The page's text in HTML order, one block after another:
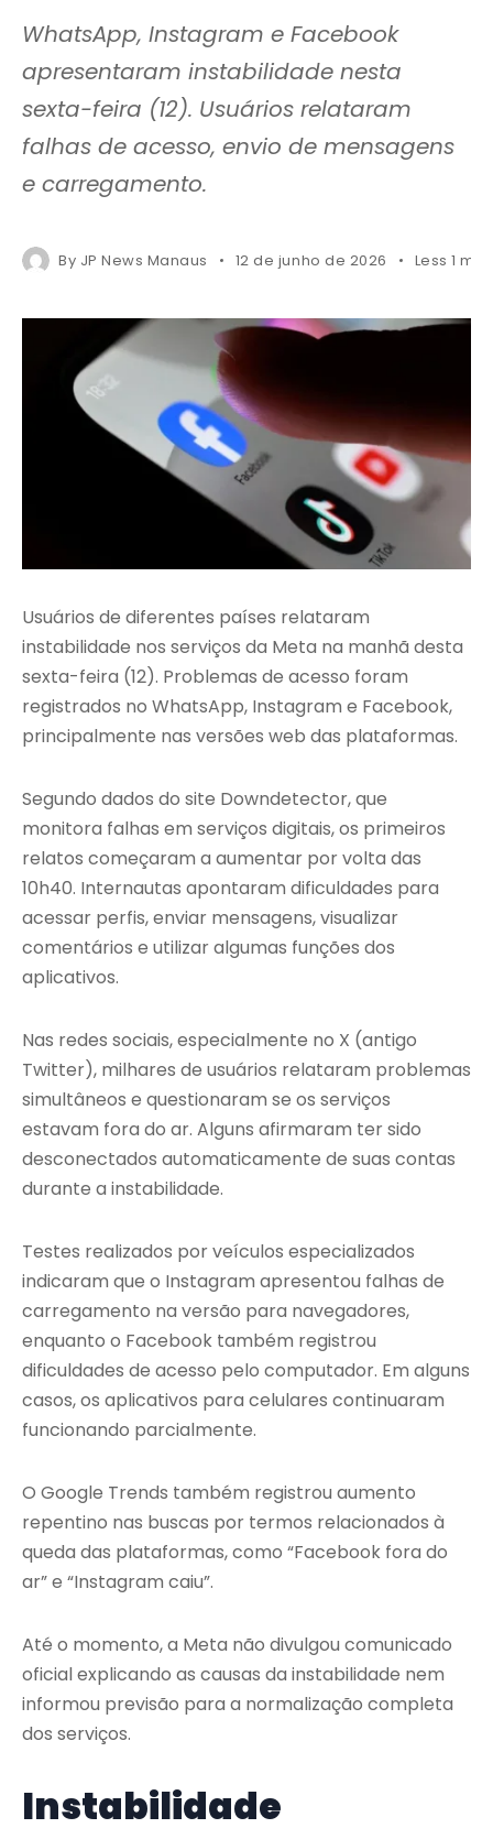
WhatsApp, Instagram e Facebook
apresentaram instabilidade nesta
sexta-feira (12). Usuários relataram
falhas de acesso, envio de mensagens
e carregamento.
By JP News Manaus 12 de junho de 2026 Less 1
Usuários de diferentes países relataram
instabilidade nos serviços da Meta na manhã desta
sexta-feira (12). Problemas de acesso foram
registrados no WhatsApp, Instagram e Facebook,
principalmente nas versões web das plataformas.
Segundo dados do site Downdetector, que
monitora falhas em serviços digitais, os primeiros
relatos começaram a aumentar por volta das
10h40. Internautas apontaram dificuldades para
acessar perfis, enviar mensagens, visualizar
comentários e utilizar algumas funções dos
aplicativos.
Nas redes sociais, especialmente no X (antigo
Twitter), milhares de usuários relataram problemas
simultâneos e questionaram se os serviços
estavam fora do ar. Alguns afirmaram ter sido
desconectados automaticamente de suas contas
durante a instabilidade.
Testes realizados por veículos especializados
indicaram que o Instagram apresentou falhas de
carregamento na versão para navegadores,
enquanto o Facebook também registrou
dificuldades de acesso pelo computador. Em alguns
casos, os aplicativos para celulares continuaram
funcionando parcialmente.
O Google Trends também registrou aumento
repentino nas buscas por termos relacionados à
queda das plataformas, como “Facebook fora do
ar” e “Instagram caiu”.
Até o momento, a Meta não divulgou comunicado
oficial explicando as causas da instabilidade nem
informou previsão para a normalização completa
dos serviços.
Instabilidade